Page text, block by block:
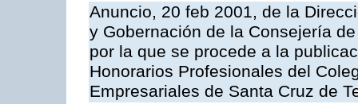
Anuncio, 20 feb 2001, de la
y Gobernación de la Consejería
por la que se procede a la
Honorarios Profesionales del
Empresariales de Santa Cruz de